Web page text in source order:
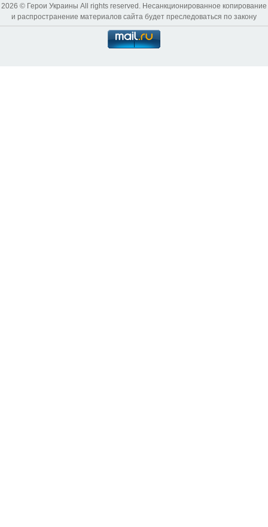
2026 © Герои Украины All rights reserved. Несанкционированное копирование
и распространение материалов сайта будет преследоваться по закону